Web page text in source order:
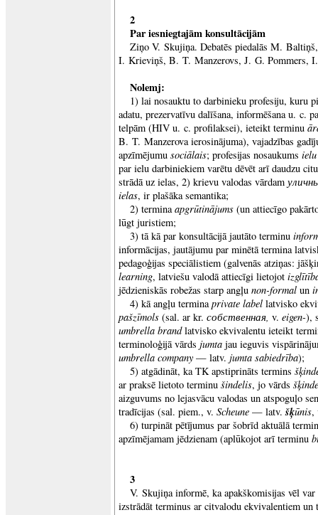
2
Par iesniegtajām konsultācijām
Ziņo V. Skujiņa. Debatēs piedalās M.
I. Krieviņš, B. T. Manzerovs, J. G. Pommers,
Nolemj:
1) lai nosauktu to darbinieku profesiju, kuru
adatu, prezervatīvu dalīšana, informēšana u. c.
telpām (HIV u. c. profilaksei), ieteikt terminu
B. T. Manzerova ierosinājuma), vajadzības
apzīmējumu sociālais; profesijas nosaukums
par ielu darbiniekiem varētu dēvēt arī daudzu
strādā uz ielas, 2) krievu valodas vārdam
ielas, ir plašāka semantika;
2) terminaapgrūtinājums (un attiecīgo
lūgt juristiem;
3) tā kā par konsultācijā jautāto terminu
informācijas, jautājumu par minētā termina
pedagoģijas speciālistiem (galvenās atziņas:
learning, latviešu valodā attiecīgi lietojot
jēdzieniskās robežas starp angļu non-formal un
4) kā angļu terminaprivate label latvisko
pašzīmols (sal. ar kr. собственная, v. eigen-),
umbrella brandlatvisko ekvivalentu ieteikt
terminoloģijā vārds jumta jau ieguvis
umbrella company— latv. jumta sabiedrība);
5) atgādināt, ka TK apstiprināts termins
ar praksē lietoto terminu šindelis, jo vārds
aizguvums no lejasvācu valodas un atspoguļo
tradīcijas (sal. piem., v. Scheune — latv.šķūnis,
6) turpināt pētījumus par šobrīd aktuālā
apzīmējamam jēdzienam (aplūkojot arī terminu
3
V. Skujiņa informē, ka apakškomisijas vēl
izstrādāt terminus ar citvalodu ekvivalentiem